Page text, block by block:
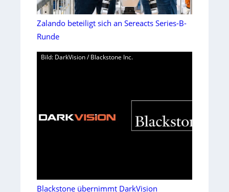
Zalando beteiligt sich an Sereacts Series-B-
Runde
Bild: DarkVision / Blackstone Inc.
Blackstone übernimmt DarkVision